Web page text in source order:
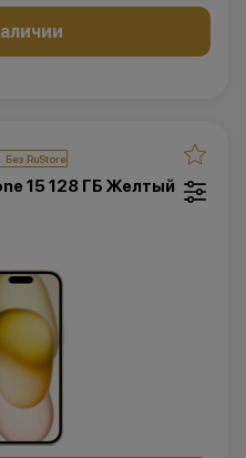
15 128 ГБ Желтый